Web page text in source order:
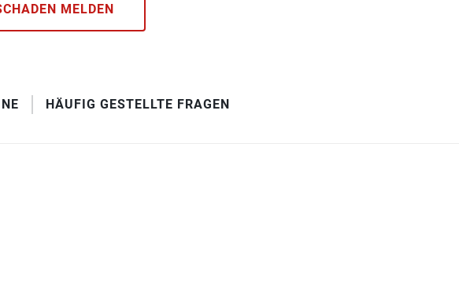
MELDEN
HÄUFIG GESTELLTE FRAGEN